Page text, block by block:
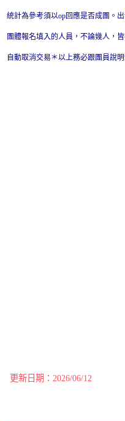
統計為參考須以op回應是否成團。
團體報名填入的人員，不論幾人，
自動取消交易＊以上務必跟團員說
更新日期：2026/06/12